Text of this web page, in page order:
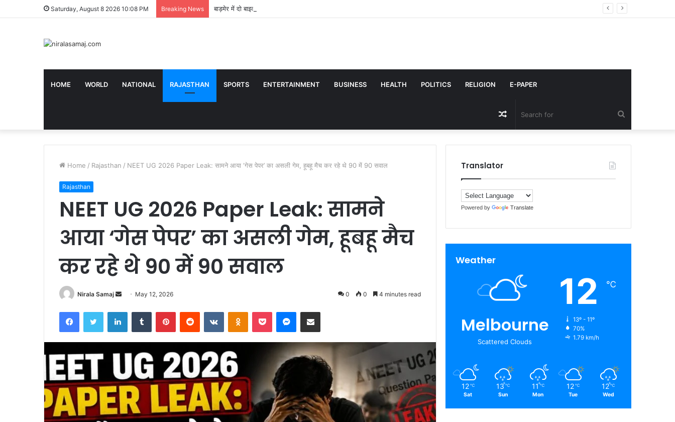
Saturday, August 8 2026 10:08 PM Breaking News बाड़मेर में दो बाइक की आमने-सामने भिड़ंत, तीन की मौत, एक घायल
HOME WORLD NATIONAL RAJASTHAN SPORTS ENTERTAINMENT BUSINESS HEALTH POLITICS RELIGION E-PAPER
for
Random
Article
Home / Rajasthan / NEET UG 2026 Paper Leak: सामने आया ‘गेस पेपर’ का असली गेम, हूबहू मैच कर रहे थे 90 में 90 सवाल
Rajasthan
NEET UG 2026 Paper Leak: सामने
आया ‘गेस पेपर’ का असली गेम, हूबहू मैच
कर रहे थे 90 में 90 सवाल
Nirala Samaj
Send May 12, 2026 0 0 4 minutes read
FacebookTwitter LinkedInTumblr PinterestReddit VKontakteOdnoklassniki
Pocket Messenger
Share via Email
Translator
Powered by Translate
Weather
Melbourne
Scattered Clouds
12 ℃
13º - 11º
70%
1.79 km/h
12 ℃
Sat
13 ℃
Sun
11 ℃
Mon
12 ℃
Tue
12 ℃
Wed